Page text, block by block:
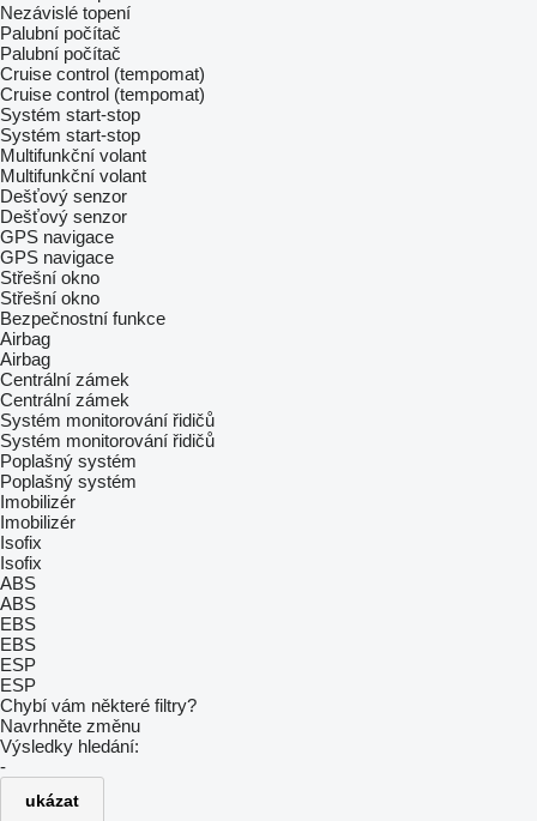
Nezávislé topení
Palubní počítač
Palubní počítač
Cruise control (tempomat)
Cruise control (tempomat)
Systém start-stop
Systém start-stop
Multifunkční volant
Multifunkční volant
Dešťový senzor
Dešťový senzor
GPS navigace
GPS navigace
Střešní okno
Střešní okno
Bezpečnostní funkce
Airbag
Airbag
Centrální zámek
Centrální zámek
Systém monitorování řidičů
Systém monitorování řidičů
Poplašný systém
Poplašný systém
Imobilizér
Imobilizér
Isofix
Isofix
ABS
ABS
EBS
EBS
ESP
ESP
Chybí vám některé filtry?
Navrhněte změnu
Výsledky hledání:
-
ukázat